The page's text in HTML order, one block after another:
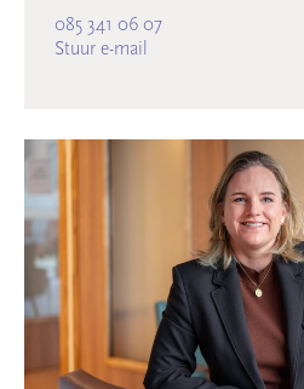
085 341 06 07
Stuur e-mail